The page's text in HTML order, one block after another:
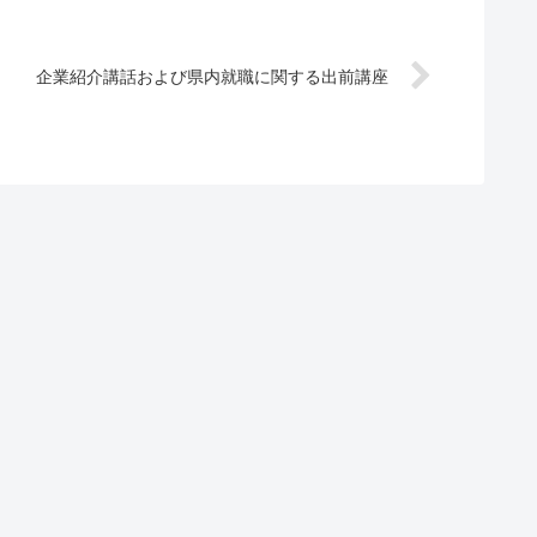
企業紹介講話および県内就職に関する出前講座